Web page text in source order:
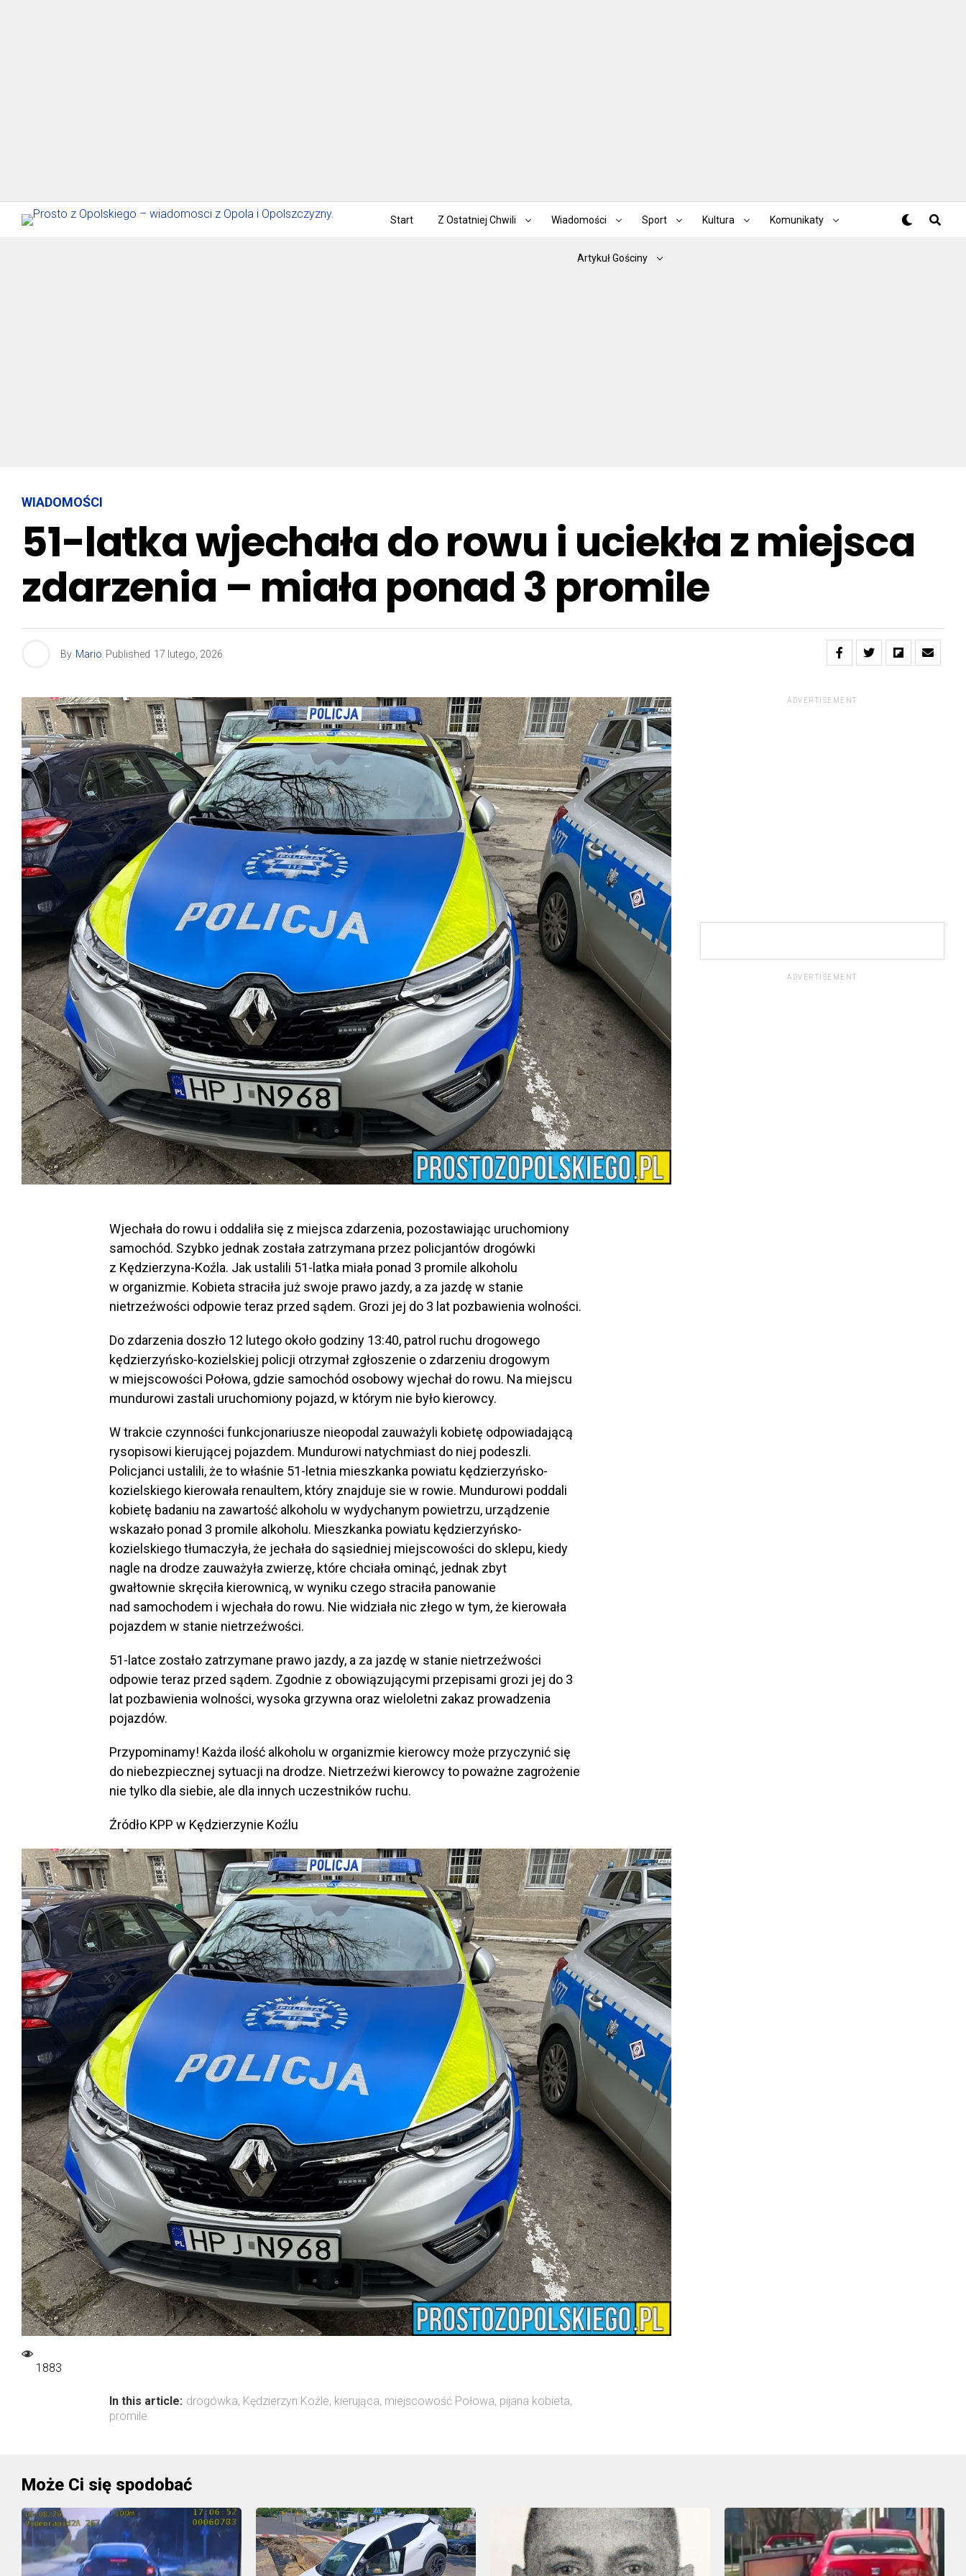
Start Z Ostatniej Chwili Wiadomości Sport Kultura Komunikaty
Artykuł Gościny
WIADOMOŚCI
51-latka wjechała do rowu i uciekła z miejsca
zdarzenia – miała ponad 3 promile
By Mario Published 17 lutego, 2026
Wjechała do rowu i oddaliła się z miejsca zdarzenia, pozostawiając uruchomiony
samochód. Szybko jednak została zatrzymana przez policjantów drogówki
z Kędzierzyna-Koźla. Jak ustalili 51-latka miała ponad 3 promile alkoholu
w organizmie. Kobieta straciła już swoje prawo jazdy, a za jazdę w stanie
nietrzeźwości odpowie teraz przed sądem. Grozi jej do 3 lat pozbawienia wolności.
Do zdarzenia doszło 12 lutego około godziny 13:40, patrol ruchu drogowego
kędzierzyńsko-kozielskiej policji otrzymał zgłoszenie o zdarzeniu drogowym
w miejscowości Połowa, gdzie samochód osobowy wjechał do rowu. Na miejscu
mundurowi zastali uruchomiony pojazd, w którym nie było kierowcy.
W trakcie czynności funkcjonariusze nieopodal zauważyli kobietę odpowiadającą
rysopisowi kierującej pojazdem. Mundurowi natychmiast do niej podeszli.
Policjanci ustalili, że to właśnie 51-letnia mieszkanka powiatu kędzierzyńsko-
kozielskiego kierowała renaultem, który znajduje sie w rowie. Mundurowi poddali
kobietę badaniu na zawartość alkoholu w wydychanym powietrzu, urządzenie
wskazało ponad 3 promile alkoholu. Mieszkanka powiatu kędzierzyńsko-
kozielskiego tłumaczyła, że jechała do sąsiedniej miejscowości do sklepu, kiedy
nagle na drodze zauważyła zwierzę, które chciała ominąć, jednak zbyt
gwałtownie skręciła kierownicą, w wyniku czego straciła panowanie
nad samochodem i wjechała do rowu. Nie widziała nic złego w tym, że kierowała
pojazdem w stanie nietrzeźwości.
51-latce zostało zatrzymane prawo jazdy, a za jazdę w stanie nietrzeźwości
odpowie teraz przed sądem. Zgodnie z obowiązującymi przepisami grozi jej do 3
lat pozbawienia wolności, wysoka grzywna oraz wieloletni zakaz prowadzenia
pojazdów.
Przypominamy! Każda ilość alkoholu w organizmie kierowcy może przyczynić się
do niebezpiecznej sytuacji na drodze. Nietrzeźwi kierowcy to poważne zagrożenie
nie tylko dla siebie, ale dla innych uczestników ruchu.
Źródło KPP w Kędzierzynie Koźlu
1883
In this article: drogówka, Kędzierzyn Koźle, kierująca, miejscowość Połowa, pijana kobieta,
promile
ADVERTISEMENT
ADVERTISEMENT
Może Ci się spodobać